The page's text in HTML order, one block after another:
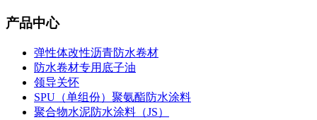
产品中心
弹性体改性沥青防水卷材
防水卷材专用底子油
领导关怀
SPU（单组份）聚氨酯防水涂料
聚合物水泥防水涂料（JS）